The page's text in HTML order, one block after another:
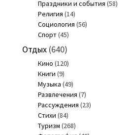
Праздники и события (58)
Религия (14)
Социология (56)
Спорт(45)
Отдых(640)
Кино (120)
Книги (9)
Музыка (49)
Развлечения (7)
Рассуждения (23)
Стихи (84)
Туризм (268)